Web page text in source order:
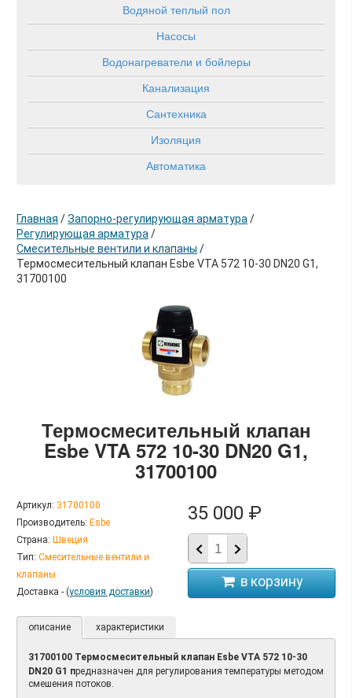
Водяной теплый пол
Насосы
Водонагреватели и бойлеры
Канализация
Сантехника
Изоляция
Автоматика
Главная /Запорно-регулирующая арматура/
Регулирующая арматура/
Смесительные вентили и клапаны /
Термосмесительный клапан Esbe VTA 572 10-30 DN20 G1,
31700100
Термосмесительный клапан
Esbe VTA 572 10-30 DN20 G1,
31700100
Артикул: 31700100
Производитель: Esbe
Страна: Швеция
Тип: Смесительные вентили и
клапаны
Доставка - (условия доставки)
35 000 ₽
в корзину
описание характеристики
31700100 Термосмесительный клапан Esbe VTA 572 10-30
DN20 G1 предназначен для регулирования температуры методом
смешения потоков.